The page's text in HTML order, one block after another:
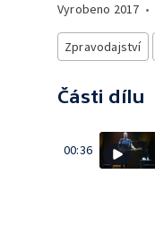
Vyrobeno 2017 •
Zpravodajství
Části dílu
00:36